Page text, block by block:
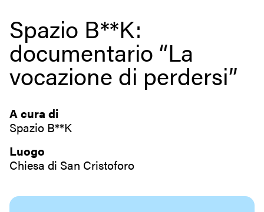
Spazio B**K:
documentario “La
vocazione di perdersi”
A cura di
Spazio B**K
Luogo
Chiesa di San Cristoforo